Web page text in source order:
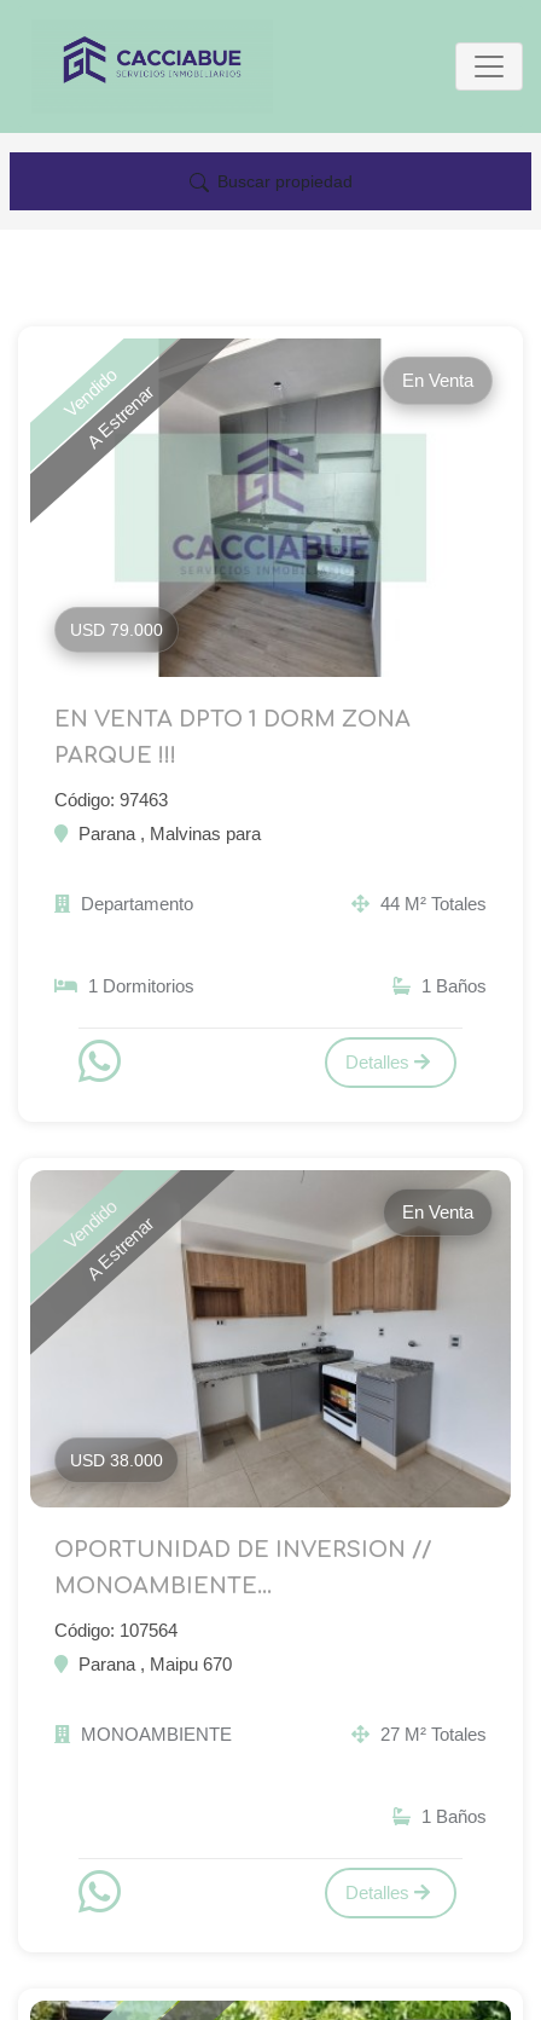
Buscar propiedad
Vendido
A Estrenar
En Venta
USD 79.000
EN VENTA DPTO 1 DORM ZONA
PARQUE !!!
Código: 97463
Parana , Malvinas para
Departamento 44 M² Totales
1 Dormitorios 1 Baños
Detalles
Vendido
A Estrenar
En Venta
USD 38.000
OPORTUNIDAD DE INVERSION //
MONOAMBIENTE...
Código: 107564
Parana , Maipu 670
MONOAMBIENTE 27 M² Totales
1 Baños
Detalles